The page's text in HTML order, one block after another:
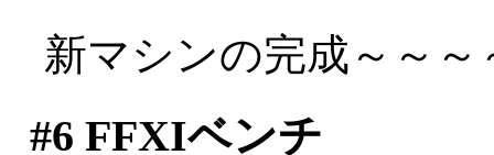
新マシンの完成～～～
#6 FFXIベンチ